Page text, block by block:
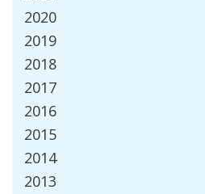
2020
2019
2018
2017
2016
2015
2014
2013